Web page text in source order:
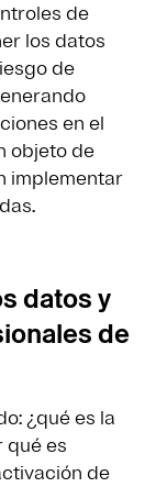
de
los datos
de
en el
objeto de
implementar
datos y
de
¿qué es la
qué es
de